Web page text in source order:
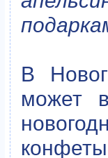
В
может